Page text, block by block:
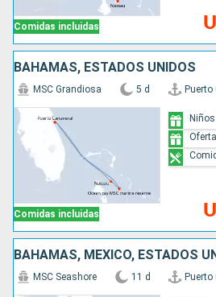
Comidas incluidas
BAHAMAS, ESTADOS UNIDOS
Comidas incluidas
MSC Grandiosa 5 d Puerto
BAHAMAS, MÉXICO, ESTADOS
MSC Seashore 11 d Puerto